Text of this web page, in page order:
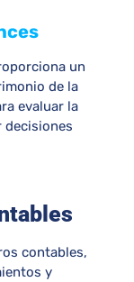
un
de la
evaluar la
decisiones
contables,
y